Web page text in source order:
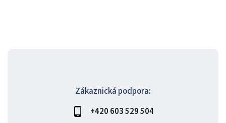
Zákaznická podpora:
+420 603 529 504